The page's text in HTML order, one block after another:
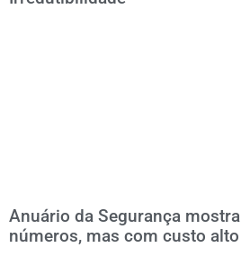
Anuário da Segurança
números, mas com custo